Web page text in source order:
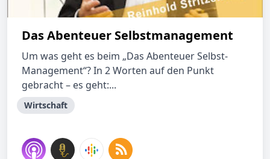
Das Abenteuer Selbstmanagement
Um was geht es beim „Das Abenteuer Selbst-
Management“? In 2 Worten auf den Punkt
gebracht – es geht:...
Wirtschaft